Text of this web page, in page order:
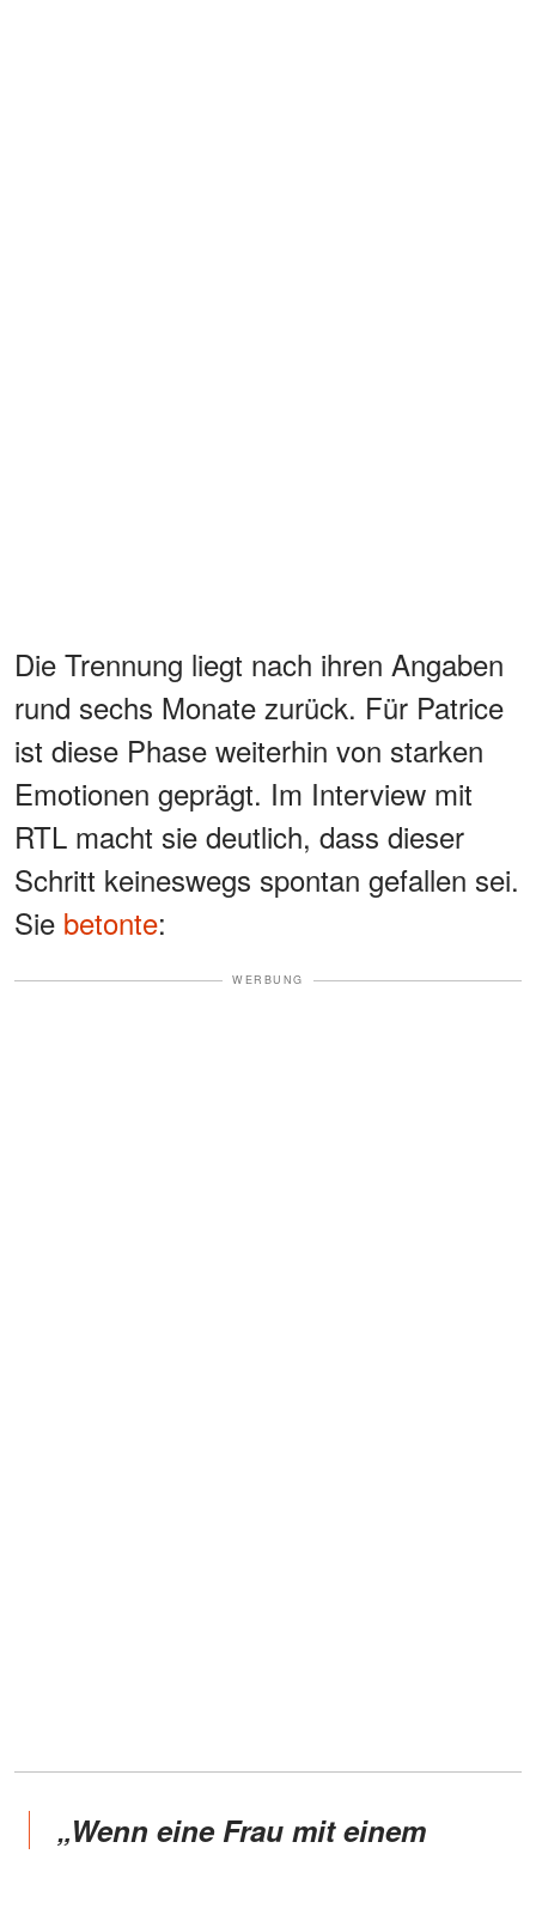
Die Trennung liegt nach ihren Angaben
rund sechs Monate zurück. Für Patrice
ist diese Phase weiterhin von starken
Emotionen geprägt. Im Interview mit
RTL macht sie deutlich, dass dieser
Schritt keineswegs spontan gefallen sei.
Sie betonte:
WERBUNG
„Wenn eine Frau mit einem